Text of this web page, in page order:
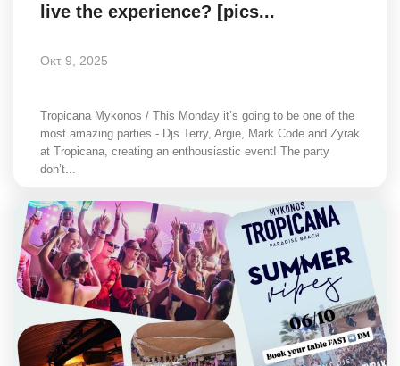
live the experience? [pics...
Οκτ 9, 2025
Tropicana Mykonos / This Monday it’s going to be one of the
most amazing parties - Djs Terry, Argie, Mark Code and Zyrak
at Tropicana, creating an enthousiastic event! The party
don’t...